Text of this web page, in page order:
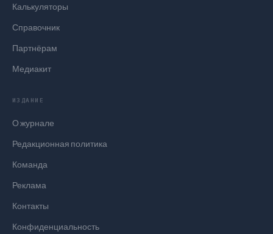
Калькуляторы
Справочник
Партнёрам
Медиакит
ИЗДАНИЕ
О журнале
Редакционная политика
Команда
Реклама
Контакты
Конфиденциальность